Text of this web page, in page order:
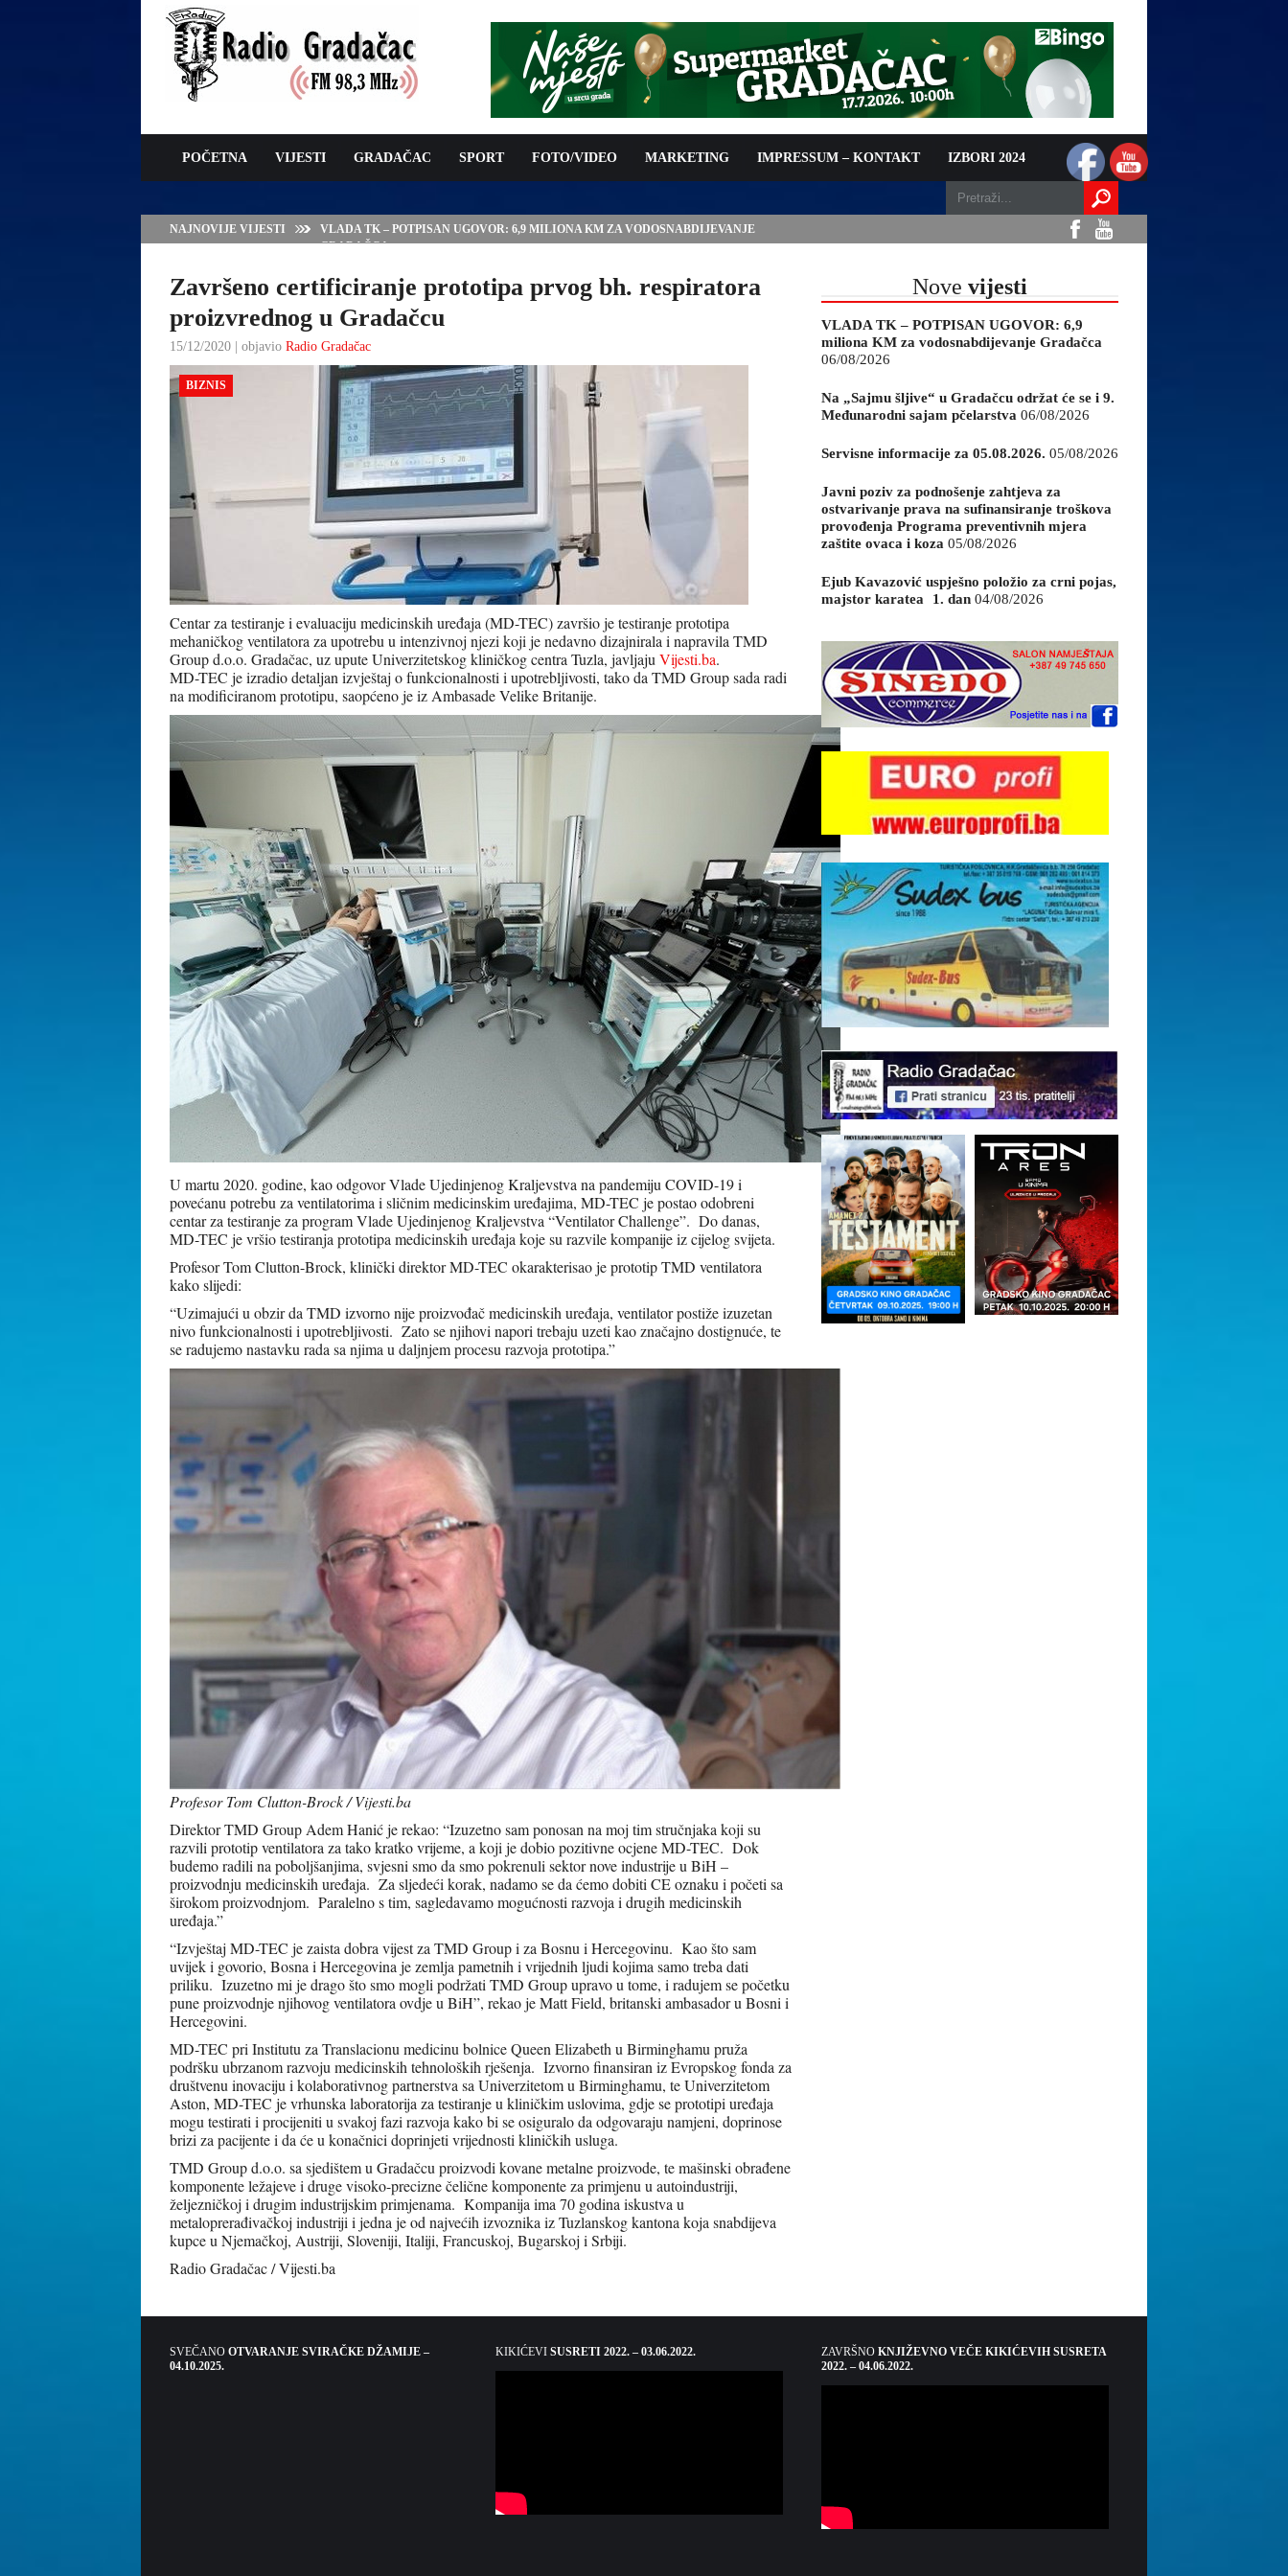
POČETNA VIJESTI GRADAČAC SPORT FOTO/VIDEO MARKETING IMPRESSUM – KONTAKT IZBORI 2024
NAJNOVIJE VIJESTI
VLADA TK – POTPISAN UGOVOR: 6,9 MILIONA KM ZA VODOSNABDIJEVANJE
GRADAČCA
Završeno certificiranje prototipa prvog bh. respiratora
proizvrednog u Gradačcu
15/12/2020 | objavio Radio Gradačac
BIZNIS
Centar za testiranje i evaluaciju medicinskih uređaja (MD-TEC) završio je testiranje prototipa
mehaničkog ventilatora za upotrebu u intenzivnoj njezi koji je nedavno dizajnirala i napravila TMD
Group d.o.o. Gradačac, uz upute Univerzitetskog kliničkog centra Tuzla, javljaju Vijesti.ba.
MD-TEC je izradio detaljan izvještaj o funkcionalnosti i upotrebljivosti, tako da TMD Group sada radi
na modificiranom prototipu, saopćeno je iz Ambasade Velike Britanije.
U martu 2020. godine, kao odgovor Vlade Ujedinjenog Kraljevstva na pandemiju COVID-19 i
povećanu potrebu za ventilatorima i sličnim medicinskim uređajima, MD-TEC je postao odobreni
centar za testiranje za program Vlade Ujedinjenog Kraljevstva “Ventilator Challenge”. Do danas,
MD-TEC je vršio testiranja prototipa medicinskih uređaja koje su razvile kompanije iz cijelog svijeta.
Profesor Tom Clutton-Brock, klinički direktor MD-TEC okarakterisao je prototip TMD ventilatora
kako slijedi:
“Uzimajući u obzir da TMD izvorno nije proizvođač medicinskih uređaja, ventilator postiže izuzetan
nivo funkcionalnosti i upotrebljivosti. Zato se njihovi napori trebaju uzeti kao značajno dostignuće, te
se radujemo nastavku rada sa njima u daljnjem procesu razvoja prototipa.”
Profesor Tom Clutton-Brock / Vijesti.ba
Direktor TMD Group Adem Hanić je rekao: “Izuzetno sam ponosan na moj tim stručnjaka koji su
razvili prototip ventilatora za tako kratko vrijeme, a koji je dobio pozitivne ocjene MD-TEC. Dok
budemo radili na poboljšanjima, svjesni smo da smo pokrenuli sektor nove industrije u BiH –
proizvodnju medicinskih uređaja. Za sljedeći korak, nadamo se da ćemo dobiti CE oznaku i početi sa
širokom proizvodnjom. Paralelno s tim, sagledavamo mogućnosti razvoja i drugih medicinskih
uređaja.”
“Izvještaj MD-TEC je zaista dobra vijest za TMD Group i za Bosnu i Hercegovinu. Kao što sam
uvijek i govorio, Bosna i Hercegovina je zemlja pametnih i vrijednih ljudi kojima samo treba dati
priliku. Izuzetno mi je drago što smo mogli podržati TMD Group upravo u tome, i radujem se početku
pune proizvodnje njihovog ventilatora ovdje u BiH”, rekao je Matt Field, britanski ambasador u Bosni i
Hercegovini.
MD-TEC pri Institutu za Translacionu medicinu bolnice Queen Elizabeth u Birminghamu pruža
podršku ubrzanom razvoju medicinskih tehnoloških rješenja. Izvorno finansiran iz Evropskog fonda za
društvenu inovaciju i kolaborativnog partnerstva sa Univerzitetom u Birminghamu, te Univerzitetom
Aston, MD-TEC je vrhunska laboratorija za testiranje u kliničkim uslovima, gdje se prototipi uređaja
mogu testirati i procijeniti u svakoj fazi razvoja kako bi se osiguralo da odgovaraju namjeni, doprinose
brizi za pacijente i da će u konačnici doprinjeti vrijednosti kliničkih usluga.
TMD Group d.o.o. sa sjedištem u Gradačcu proizvodi kovane metalne proizvode, te mašinski obrađene
komponente ležajeve i druge visoko-precizne čelične komponente za primjenu u autoindustriji,
željezničkoj i drugim industrijskim primjenama. Kompanija ima 70 godina iskustva u
metaloprerađivačkoj industriji i jedna je od najvećih izvoznika iz Tuzlanskog kantona koja snabdijeva
kupce u Njemačkoj, Austriji, Sloveniji, Italiji, Francuskoj, Bugarskoj i Srbiji.
Radio Gradačac / Vijesti.ba
Nove vijesti
VLADA TK – POTPISAN UGOVOR: 6,9
miliona KM za vodosnabdijevanje Gradačca
06/08/2026
Na „Sajmu šljive“ u Gradačcu održat će se i 9.
Međunarodni sajam pčelarstva 06/08/2026
Servisne informacije za 05.08.2026. 05/08/2026
Javni poziv za podnošenje zahtjeva za
ostvarivanje prava na sufinansiranje troškova
provođenja Programa preventivnih mjera
zaštite ovaca i koza 05/08/2026
Ejub Kavazović uspješno položio za crni pojas,
majstor karatea 1. dan 04/08/2026
SVEČANO OTVARANJE SVIRAČKE DŽAMIJE –
04.10.2025.
KIKIĆEVI SUSRETI 2022. – 03.06.2022. ZAVRŠNO KNJIŽEVNO VEČE KIKIĆEVIH SUSRETA
2022. – 04.06.2022.